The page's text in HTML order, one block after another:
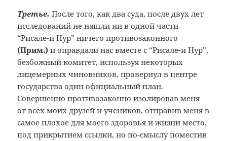
Третье. После того, как два суда, после двух лет
исследований не нашли ни в одной части
“Рисале-и Нур” ничего противозаконного
(Прим.) и оправдали нас вместе с “Рисале-и Нур”,
безбожный комитет, используя некоторых
лицемерных чиновников, провернул в центре
государства один официальный план.
Совершенно противозаконно изолировав меня
от всех моих друзей и учеников, отправив меня в
самое плохое для моего здоровья и жизни место,
под прикрытием ссылки, но по-смыслу поместив